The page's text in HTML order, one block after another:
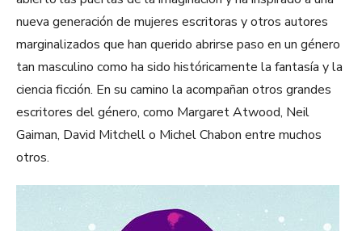
nueva generación de mujeres escritoras y otros autores
marginalizados que han querido abrirse paso en un género
tan masculino como ha sido históricamente la fantasía y la
ciencia ficción. En su camino la acompañan otros grandes
escritores del género, como Margaret Atwood, Neil
Gaiman, David Mitchell o Michel Chabon entre muchos
otros.